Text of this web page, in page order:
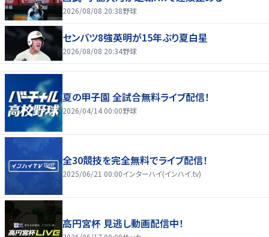
2026/08/08 20:38野球
センバツ8強英明が15年ぶり夏白星
2026/08/08 20:34野球
夏の甲子園 全試合無料ライブ配信！
2026/04/14 00:00野球
全30競技を完全無料でライブ配信！
2025/06/21 00:00インターハイ(インハイ.tv)
高円宮杯 見逃し動画配信中！